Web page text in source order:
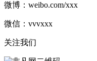
微博：weibo.com/xxx
微信：vvvxxx
关注我们